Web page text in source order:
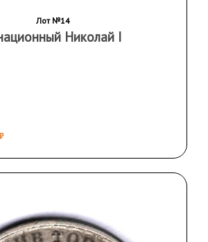
Лот №14
Николай I